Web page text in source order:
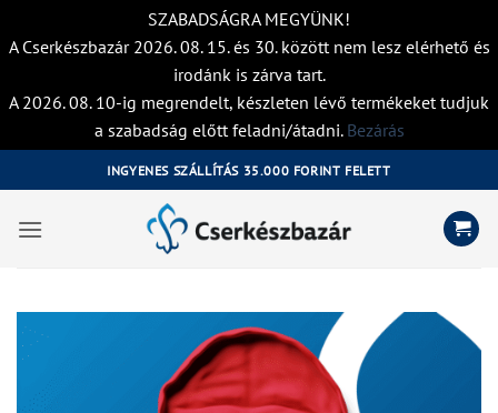
SZABADSÁGRA MEGYÜNK!
A Cserkészbazár 2026. 08. 15. és 30. között nem lesz elérhető és
irodánk is zárva tart.
A 2026. 08. 10-ig megrendelt, készleten lévő termékeket tudjuk
a szabadság előtt feladni/átadni. Bezárás
to
content
INGYENES SZÁLLÍTÁS 35.000 FORINT FELETT